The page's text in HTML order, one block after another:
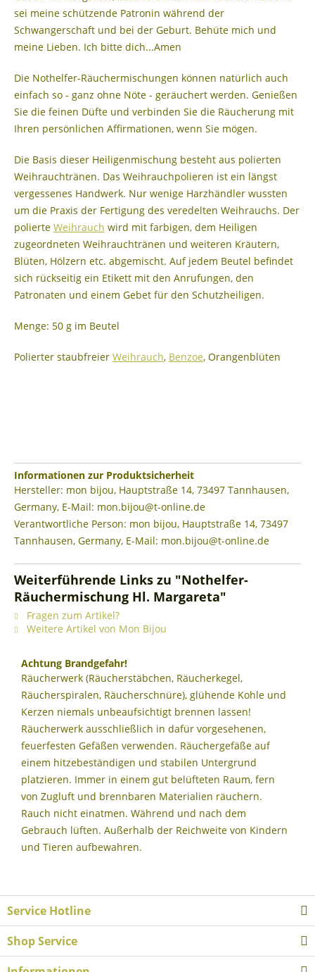
sei meine schützende Patronin während der
Schwangerschaft und bei der Geburt. Behüte mich und
meine Lieben. Ich bitte dich...Amen
Die Nothelfer-Räuchermischungen können natürlich auch
einfach so - ganz ohne Nöte - geräuchert werden. Genießen
Sie die feinen Düfte und verbinden Sie die Räucherung mit
Ihren persönlichen Affirmationen, wenn Sie mögen.
Die Basis dieser Heiligenmischung besteht aus polierten
Weihrauchtränen. Das Weihrauchpolieren ist ein längst
vergessenes Handwerk. Nur wenige Harzhändler wussten
um die Praxis der Fertigung des veredelten Weihrauchs. Der
polierte Weihrauch wird mit farbigen, dem Heiligen
zugeordneten Weihrauchtränen und weiteren Kräutern,
Blüten, Hölzern etc. abgemischt. Auf jedem Beutel befindet
sich rückseitig ein Etikett mit den Anrufungen, den
Patronaten und einem Gebet für den Schutzheiligen.
Menge: 50 g im Beutel
Polierter staubfreier Weihrauch, Benzoe, Orangenblüten
Informationen zur Produktsicherheit
Hersteller: mon bijou, Hauptstraße 14, 73497 Tannhausen,
Germany, E-Mail: mon.bijou@t-online.de
Verantwortliche Person: mon bijou, Hauptstraße 14, 73497
Tannhausen, Germany, E-Mail: mon.bijou@t-online.de
Weiterführende Links zu "Nothelfer-
Räuchermischung Hl. Margareta"
Fragen zum Artikel?
Weitere Artikel von Mon Bijou
Achtung Brandgefahr!
Räucherwerk (Räucherstäbchen, Räucherkegel,
Räucherspiralen, Räucherschnüre), glühende Kohle und
Kerzen niemals unbeaufsichtigt brennen lassen!
Räucherwerk ausschließlich in dafür vorgesehenen,
feuerfesten Gefäßen verwenden. Räuchergefäße auf
einem hitzebeständigen und stabilen Untergrund
platzieren. Immer in einem gut belüfteten Raum, fern
von Zugluft und brennbaren Materialien räuchern.
Rauch nicht einatmen. Während und nach dem
Gebrauch lüften. Außerhalb der Reichweite von Kindern
und Tieren aufbewahren.
Service Hotline
Shop Service